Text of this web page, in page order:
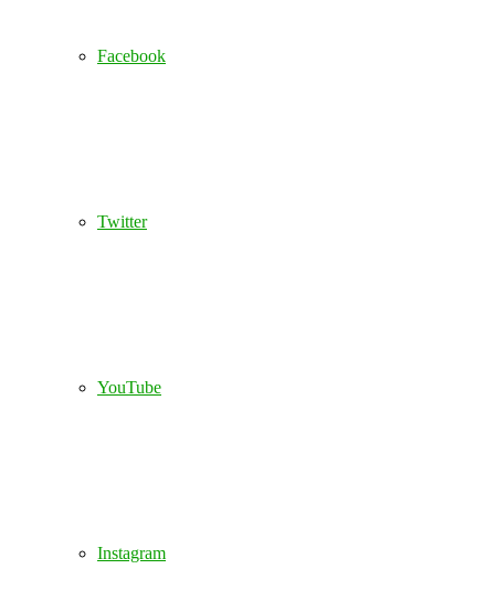
Facebook
Twitter
YouTube
Instagram